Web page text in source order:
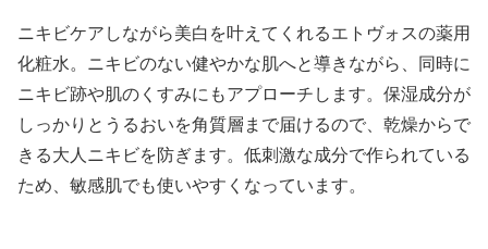
ニキビケアしながら美白を叶えてくれるエトヴォスの薬用
化粧水。ニキビのない健やかな肌へと導きながら、同時に
ニキビ跡や肌のくすみにもアプローチします。保湿成分が
しっかりとうるおいを角質層まで届けるので、乾燥からで
きる大人ニキビを防ぎます。低刺激な成分で作られている
ため、敏感肌でも使いやすくなっています。